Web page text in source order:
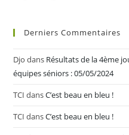
Derniers Commentaires
Djo dans Résultats de la 4ème
équipes séniors : 05/05/2024
TCI dansC’est beau en bleu !
TCI dansC’est beau en bleu !